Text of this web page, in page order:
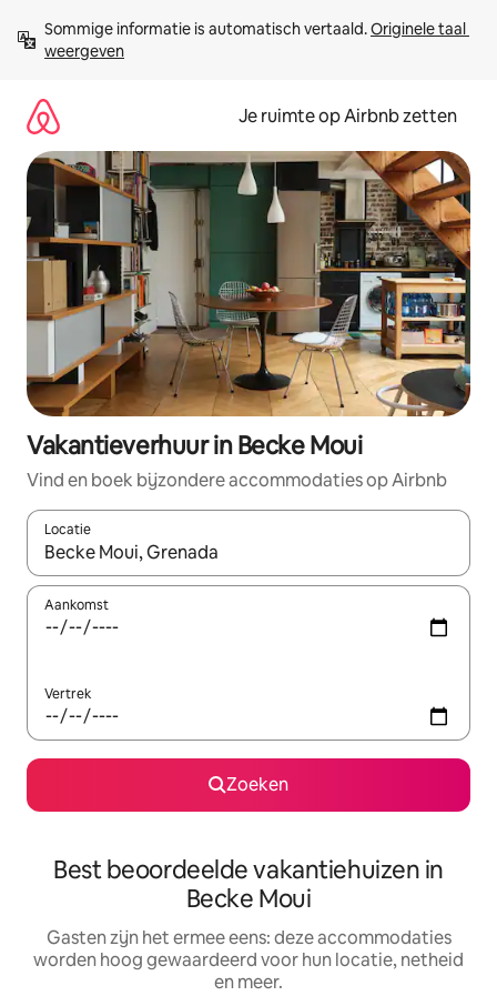
direct
naar
Sommige informatie is automatisch vertaald. Originele taal
weergeven
Je ruimte op Airbnb zetten
Vakantieverhuur in Becke Moui
Vind en boek bijzondere accommodaties op Airbnb
Locatie
Wanneer er suggesties beschikbaar zijn, maak je een keuze
Aankomst
Vertrek
Zoeken
Best beoordeelde vakantiehuizen in
Becke Moui
Gasten zijn het ermee eens: deze accommodaties
worden hoog gewaardeerd voor hun locatie, netheid
en meer.